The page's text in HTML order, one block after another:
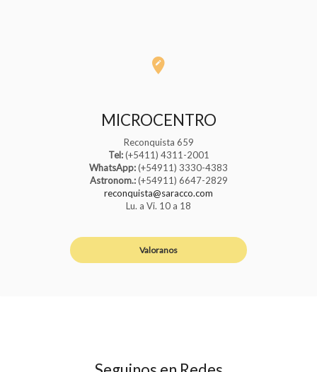
MICROCENTRO
Reconquista 659
Tel:(+5411) 4311-2001
WhatsApp:(+54911) 3330-4383
Astronom.:(+54911) 6647-2829
reconquista@saracco.com
Lu. a Vi. 10 a 18
Valoranos